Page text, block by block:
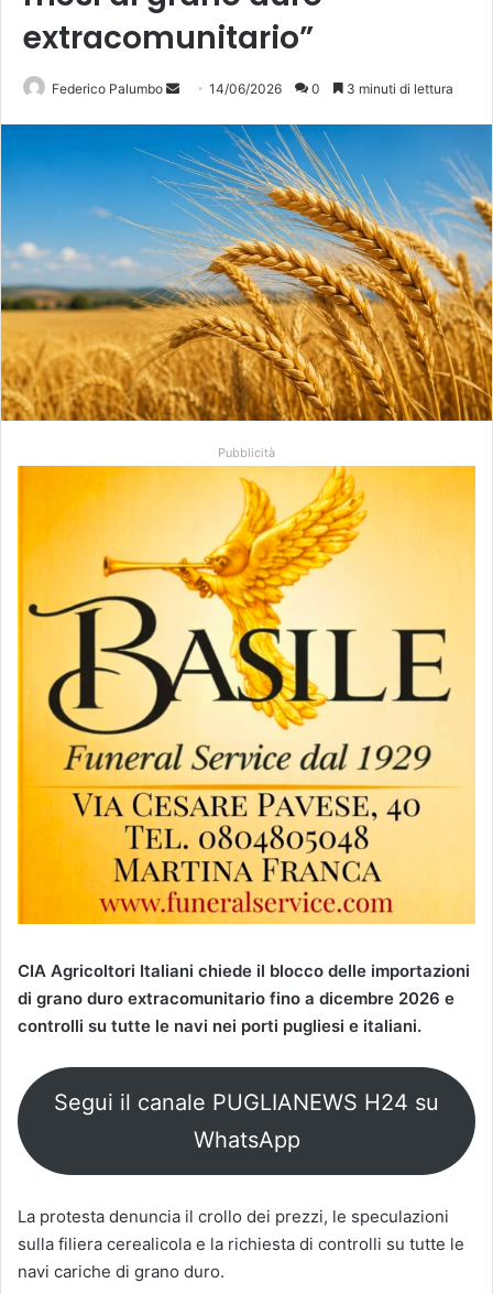
extracomunitario”
Federico Palumbo
Invia 14/06/2026 0 3 minuti di lettura
Pubblicità
CIA Agricoltori Italiani chiede il blocco delle importazioni
di grano duro extracomunitario fino a dicembre 2026 e
controlli su tutte le navi nei porti pugliesi e italiani.
Segui il canale PUGLIANEWS H24 su
WhatsApp
La protesta denuncia il crollo dei prezzi, le speculazioni
sulla filiera cerealicola e la richiesta di controlli su tutte le
navi cariche di grano duro.